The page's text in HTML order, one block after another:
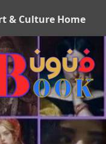
& Culture Home
ن